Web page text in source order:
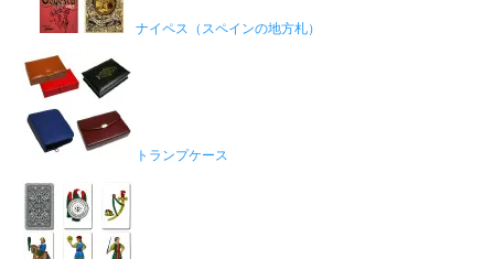
ナイペス（スペインの地方札）
トランプケース